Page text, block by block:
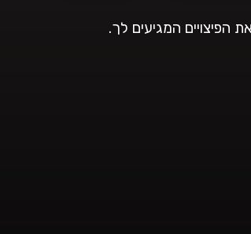
הפיצויים המגיעים לך.